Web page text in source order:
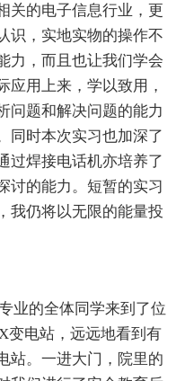
关的电子信息行业，更
识，实地实物的操作不
力，而且也让我们学会
应用上来，学以致用，
问题和解决问题的能力
同时本次实习也加深了
过焊接电话机亦培养了
讨的能力。短暂的实习
我仍将以无限的能量投
业的全体同学来到了位
变电站，远远地看到有
站。一进大门，院里的